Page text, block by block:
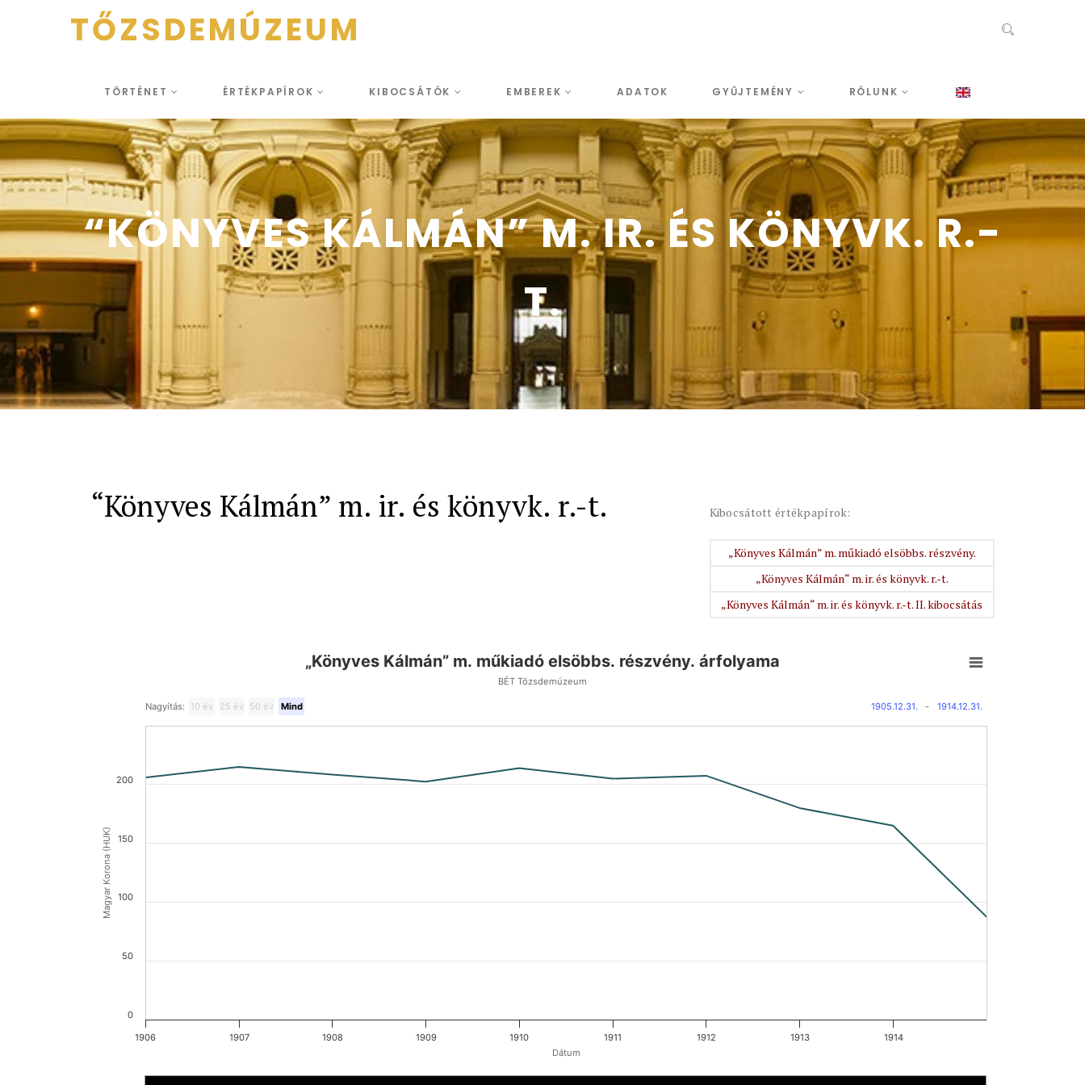
TŐZSDEMÚZEUM
TÖRTÉNET ÉRTÉKPAPÍROK KIBOCSÁTÓK EMBEREK ADATOK GYŰJTEMÉNY RÓLUNK
“KÖNYVES KÁLMÁN” M. IR. ÉS KÖNYVK. R.-
T.
“Könyves Kálmán” m. ir. és könyvk. r.-t. Kibocsátott értékpapírok:
„Könyves Kálmán” m. műkiadó elsöbbs. részvény.
„Könyves Kálmán“ m. ir. és könyvk. r.-t.
„Könyves Kálmán“ m. ir. és könyvk. r.-t. II. kibocsátás
Dátum
Magyar Korona (HUK)
„Könyves Kálmán” m. műkiadó elsöbbs. részvény. árfolyama
BÉT Tőzsdemúzeum
Nagyítás: 10 év 25 év 50 év Mind 1905.12.31. - 1914.12.31.
1906 1907 1908 1909 1910 1911 1912 1913 1914
0
50
100
150
200